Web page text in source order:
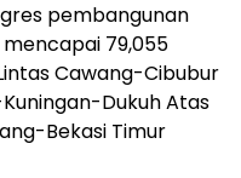
pembangunan
79,055
Cawang-Cibubur
Dukuh Atas
Bekasi Timur